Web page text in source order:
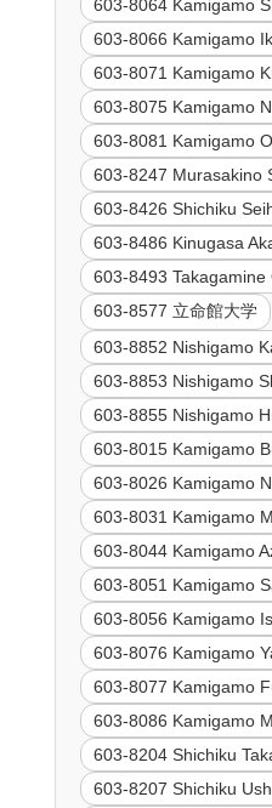
603-8064 Kamigamo
603-8066 Kamigamo
603-8071 Kamigamo
603-8075 Kamigamo
603-8081 Kamigamo
603-8247 Murasakino
603-8426 Shichiku
603-8486 Kinugasa
603-8493 Takagamine
603-8577 立命館大学
603-8852 Nishigamo
603-8853 Nishigamo
603-8855 Nishigamo
603-8015 Kamigamo
603-8026 Kamigamo
603-8031 Kamigamo
603-8044 Kamigamo
603-8051 Kamigamo
603-8056 Kamigamo
603-8076 Kamigamo
603-8077 Kamigamo
603-8086 Kamigamo
603-8204 Shichiku
603-8207 Shichiku